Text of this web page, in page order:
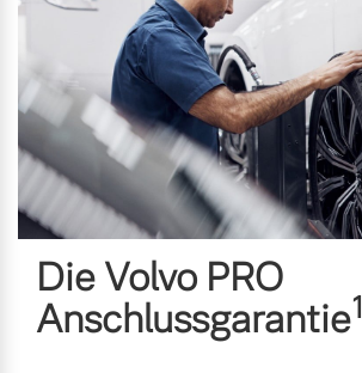
Die Volvo PRO
Anschlussgarantie1